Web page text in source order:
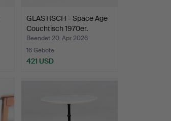
GLASTISCH - Space Age
Couchtisch 1970er.
Beendet 20. Apr 2026
16 Gebote
421 USD